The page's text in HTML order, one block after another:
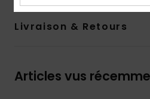
Livraison & Retours
Articles vus